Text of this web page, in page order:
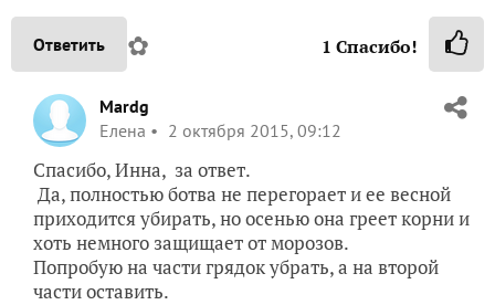
Ответить ✿ 1 Спасибо!
Mardg
Елена
2 октября 2015, 09:12
Спасибо, Инна, за ответ.
Да, полностью ботва не перегорает и ее весной
приходится убирать, но осенью она греет корни и
хоть немного защищает от морозов.
Попробую на части грядок убрать, а на второй
части оставить.